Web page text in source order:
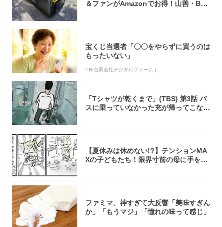
＆ファンがAmazonでお得！山善・Bo
宝くじ当選者「〇〇をやらずに買うのは
もったいない」
PR(合同会社デジタルファーム )
「Tシャツが乾くまで」(TBS) 第3話 バ
スに乗っていなかった充が帰ってこな
【夏休みは休めない!?】テンションMA
Xの子どもたち！限界寸前の母に手を差
ファミマ、神すぎて大反響「美味すぎん
か」「もうマジ」「憧れの味って感じ」